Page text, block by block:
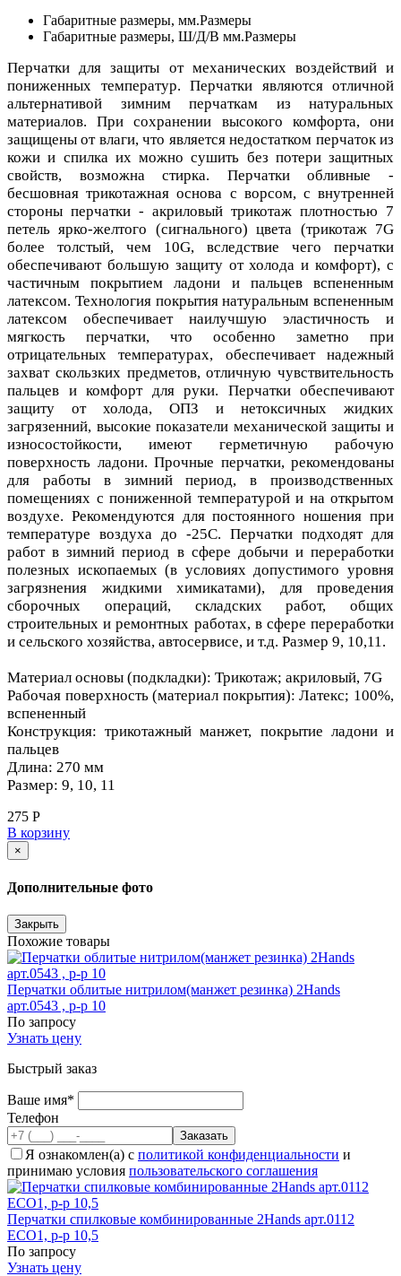
Габаритные размеры, мм.Размеры
Габаритные размеры, Ш/Д/В мм.Размеры
Перчатки для защиты от механических воздействий и
пониженных температур. Перчатки являются отличной
альтернативой зимним перчаткам из натуральных
материалов. При сохранении высокого комфорта, они
защищены от влаги, что является недостатком перчаток из
кожи и спилка их можно сушить без потери защитных
свойств, возможна стирка. Перчатки обливные -
бесшовная трикотажная основа с ворсом, с внутренней
стороны перчатки - акриловый трикотаж плотностью 7
петель ярко-желтого (сигнального) цвета (трикотаж 7G
более толстый, чем 10G, вследствие чего перчатки
обеспечивают большую защиту от холода и комфорт), с
частичным покрытием ладони и пальцев вспененным
латексом. Технология покрытия натуральным вспененным
латексом обеспечивает наилучшую эластичность и
мягкость перчатки, что особенно заметно при
отрицательных температурах, обеспечивает надежный
захват скользких предметов, отличную чувствительность
пальцев и комфорт для руки. Перчатки обеспечивают
защиту от холода, ОПЗ и нетоксичных жидких
загрязенний, высокие показатели механической защиты и
износостойкости, имеют герметичную рабочую
поверхность ладони. Прочные перчатки, рекомендованы
для работы в зимний период, в производственных
помещениях с пониженной температурой и на открытом
воздухе. Рекомендуются для постоянного ношения при
температуре воздуха до -25С. Перчатки подходят для
работ в зимний период в сфере добычи и переработки
полезных ископаемых (в условиях допустимого уровня
загрязнения жидкими химикатами), для проведения
сборочных операций, складских работ, общих
строительных и ремонтных работах, в сфере переработки
и сельского хозяйства, автосервисе, и т.д. Размер 9, 10,11.
Материал основы (подкладки): Трикотаж; акриловый, 7G
Рабочая поверхность (материал покрытия): Латекс; 100%,
вспененный
Конструкция: трикотажный манжет, покрытие ладони и
пальцев
Длина: 270 мм
Размер: 9, 10, 11
275 Р
В корзину
×
Дополнительные фото
Закрыть
Похожие товары
Перчатки облитые нитрилом(манжет резинка) 2Hands
арт.0543 , р-р 10
По запросу
Узнать цену
Быстрый заказ
Ваше имя*
Телефон
Я ознакомлен(а) с политикой конфиденциальности и
принимаю условия пользовательского соглашения
Перчатки спилковые комбинированные 2Hands арт.0112
ЕСО1, р-р 10,5
По запросу
Узнать цену